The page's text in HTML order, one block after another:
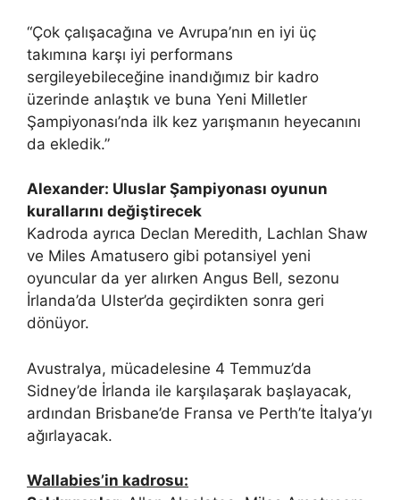
“Çok çalışacağına ve Avrupa’nın en iyi üç
takımına karşı iyi performans
sergileyebileceğine inandığımız bir kadro
üzerinde anlaştık ve buna Yeni Milletler
Şampiyonası’nda ilk kez yarışmanın heyecanını
da ekledik.”
Alexander: Uluslar Şampiyonası oyunun
kurallarını değiştirecek
Kadroda ayrıca Declan Meredith, Lachlan Shaw
ve Miles Amatusero gibi potansiyel yeni
oyuncular da yer alırken Angus Bell, sezonu
İrlanda’da Ulster’da geçirdikten sonra geri
dönüyor.
Avustralya, mücadelesine 4 Temmuz’da
Sidney’de İrlanda ile karşılaşarak başlayacak,
ardından Brisbane’de Fransa ve Perth’te İtalya’yı
ağırlayacak.
Wallabies’in kadrosu: